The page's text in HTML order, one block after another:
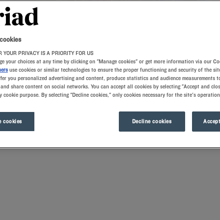
son patrimoine et son art de vivre ensoleillé. Succombez à votre tour
de la cité. Après une journée intense, retrouvez votre chambre tout confort
de votre prochain projet de vacances.
tout en profitant de nos oreillers ergonomiques exclusifs.
YOUR PRIVACY IS A PRIORITY FOR US
your choices at any time by clicking on "Manage cookies" or get more information via our
use cookies or similar technologies to ensure the proper functioning and security of the
you personalized advertising and content, produce statistics and audience measurements
share content on social networks. You can accept all cookies by selecting "Accept and
cookie purpose. By selecting "Decline cookies," only cookies necessary for the site's
cookies Decline cookies